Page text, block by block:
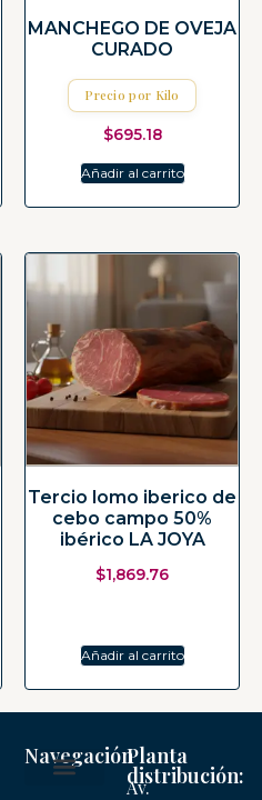
MANCHEGO DE OVEJA
CURADO
Precio por Kilo
$695.18
Añadir al carrito
Tercio lomo iberico de
cebo campo 50%
ibérico LA JOYA
$1,869.76
Añadir al carrito
NavegaciónPlanta
distribución:
Av.